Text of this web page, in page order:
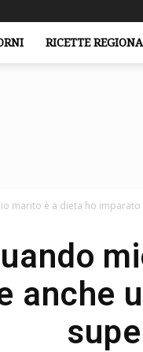
RICETTE
marito è a dieta ho imparato
anche